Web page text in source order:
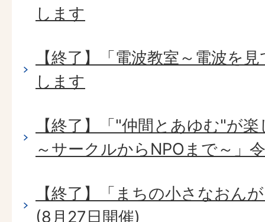
します
【終了】「電波教室～電波を
します
【終了】「"仲間とあゆむ"が
～サークルからNPOまで～」
【終了】「まちの小さなおん
(8月27日開催)